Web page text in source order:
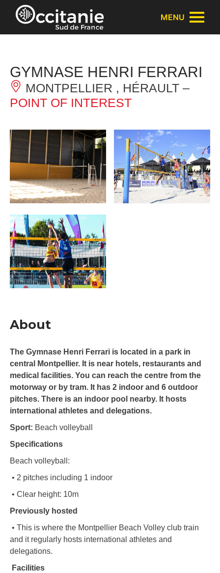
Cookies management panel
MENU
GYMNASE HENRI FERRARI
MONTPELLIER , HÉRAULT –
POINT OF INTEREST
About
The Gymnase Henri Ferrari is located in a park in
central Montpellier. It is near hotels, restaurants and
medical facilities. You can reach the centre from the
motorway or by tram. It has 2 indoor and 6 outdoor
pitches. There is an indoor pool nearby. It hosts
international athletes and delegations.
Sport: Beach volleyball
Specifications
Beach volleyball:
• 2 pitches including 1 indoor
• Clear height: 10m
Previously hosted
• This is where the Montpellier Beach Volley club train
and it regularly hosts international athletes and
delegations.
Facilities